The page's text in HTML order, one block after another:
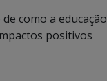
como a educação
positivos